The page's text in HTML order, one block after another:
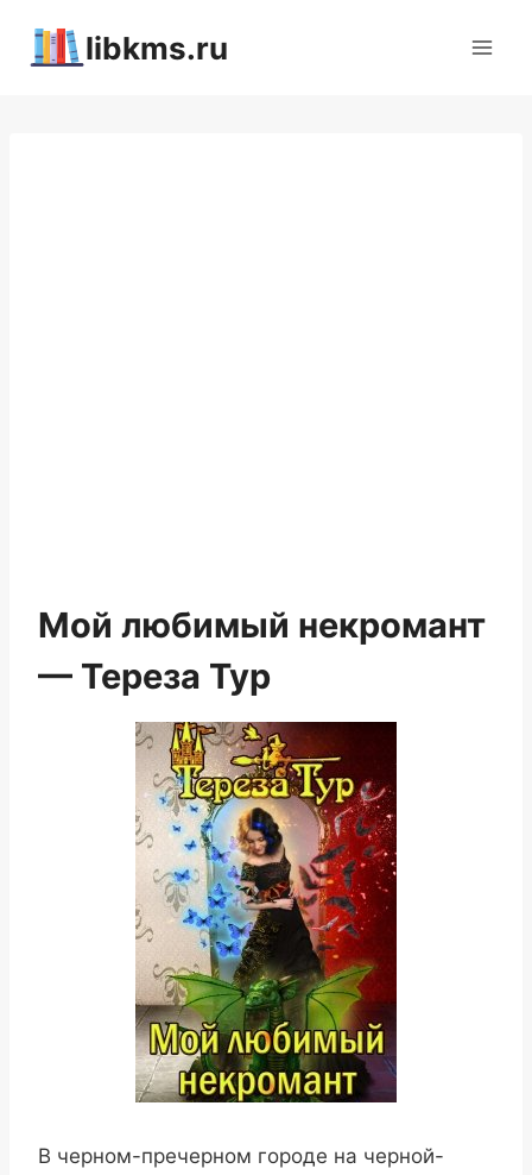
libkms.ru
Мой любимый некромант
— Тереза Тур
В черном-пречерном городе на черной-